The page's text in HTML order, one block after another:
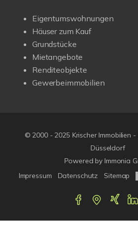
Eigentumswohnungen
Häuser zum Kauf
Grundstücke
Mietangebote
Renditeobjekte
Gewerbeimmobilien
© 2000 - 2025 Krischer Immobilien -
Düsseldorf
Powered by Immonia
Impressum
Datenschutz Sitemap